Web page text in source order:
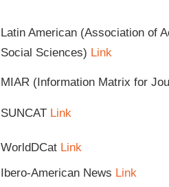
Latin American (Association of
Social Sciences) Link
MIAR (Information Matrix for
SUNCAT Link
WorldDCat Link
Ibero-American News Link